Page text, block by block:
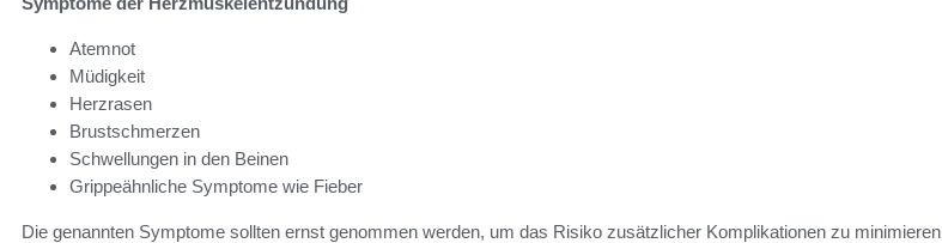
Atemnot
Müdigkeit
Herzrasen
Brustschmerzen
Schwellungen in den Beinen
Grippeähnliche Symptome wie Fieber
Die genannten Symptome sollten ernst genommen werden, um das Risiko zusätzlicher Komplikationen zu minimieren